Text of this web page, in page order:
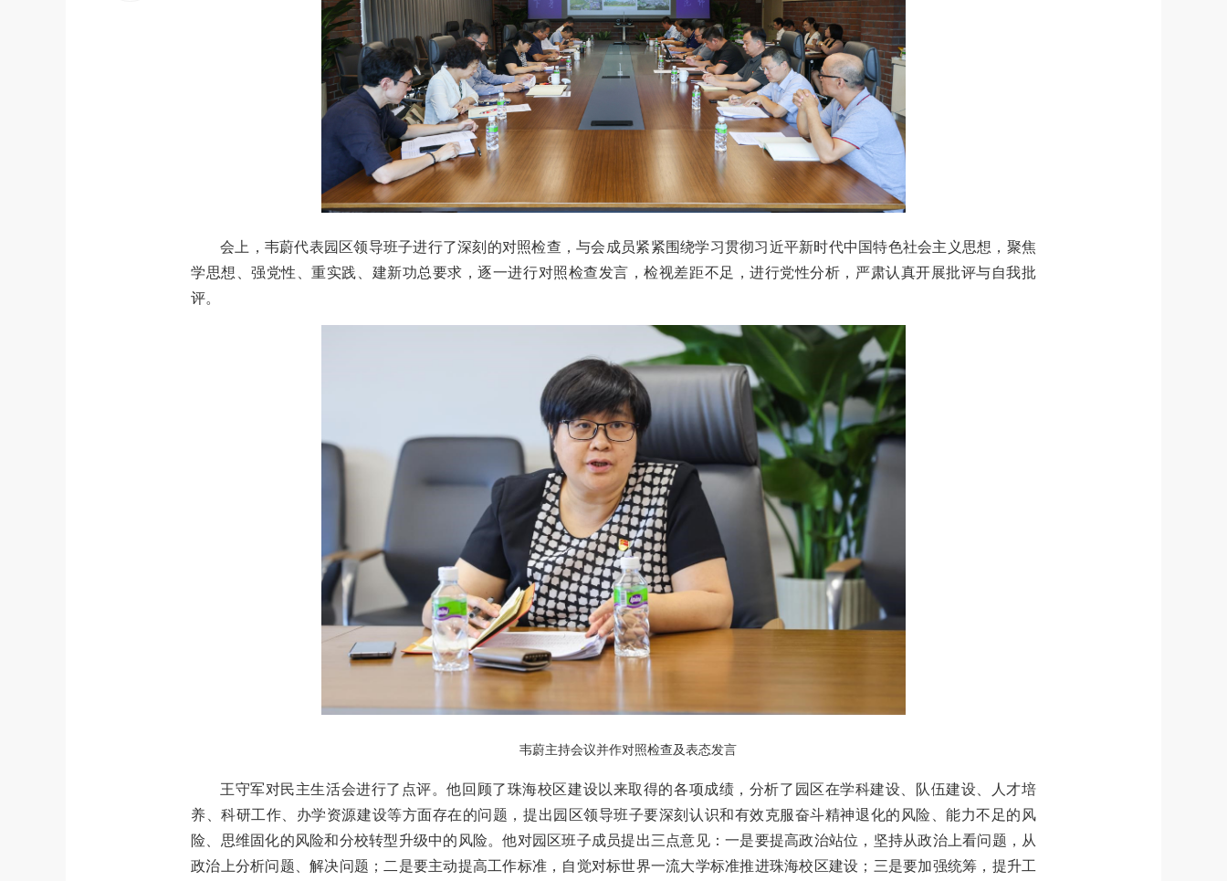
会上，韦蔚代表园区领导班子进行了深刻的对照检查，与会成员紧紧围绕学习贯彻习近平新时代中国特色社会主义思想，聚焦
学思想、强党性、重实践、建新功总要求，逐一进行对照检查发言，检视差距不足，进行党性分析，严肃认真开展批评与自我批
评。
韦蔚主持会议并作对照检查及表态发言
王守军对民主生活会进行了点评。他回顾了珠海校区建设以来取得的各项成绩，分析了园区在学科建设、队伍建设、人才培
养、科研工作、办学资源建设等方面存在的问题，提出园区领导班子要深刻认识和有效克服奋斗精神退化的风险、能力不足的风
险、思维固化的风险和分校转型升级中的风险。他对园区班子成员提出三点意见：一是要提高政治站位，坚持从政治上看问题，从
政治上分析问题、解决问题；二是要主动提高工作标准，自觉对标世界一流大学标准推进珠海校区建设；三是要加强统筹，提升工